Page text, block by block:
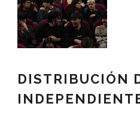
DISTRIBUCIÓN